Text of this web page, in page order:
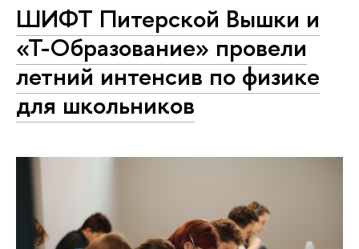
ШИФТ Питерской Вышки и
«Т-Образование» провели
летний интенсив по физике
для школьников